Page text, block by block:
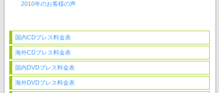
2010年のお客様の声
国内CDプレス料金表
海外CDプレス料金表
国内DVDプレス料金表
海外DVDプレス料金表